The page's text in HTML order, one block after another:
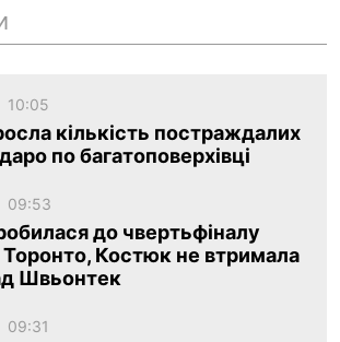
10:05
кількість постраждалих
по багатоповерхівці
09:53
до чвертьфіналу
Костюк не втримала
Швьонтек
09:31